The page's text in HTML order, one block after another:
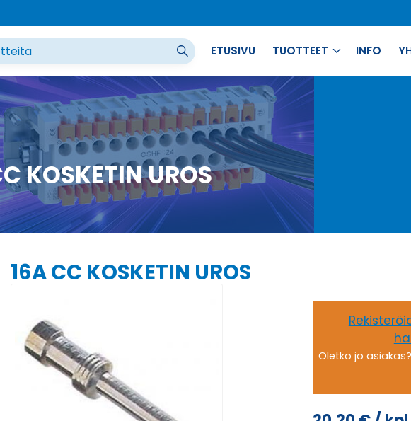
ETUSIVU TUOTTEET INFO
KOSKETIN UROS
16A CC KOSKETIN UROS
Oletko jo